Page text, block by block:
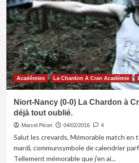
2)
La
Chardon
à
Cran
Académie
vous
en
veut
tous.
Académies La Chardon A Cran Académie
Niort-Nancy (0-0) La Chardon à
déjà tout oublié.
Marcel Picon 04/02/2016 4
Salut les crevards, Mémorable match en
mardi, communsymbole de calendrier
Tellement mémorable que j'en ai...